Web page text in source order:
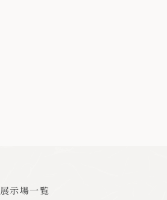
展示場一覧